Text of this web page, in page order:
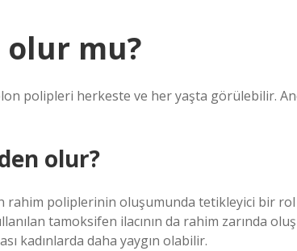
mu?
polipleri herkeste ve her yaşta görülebilir.
olur?
rahim poliplerinin oluşumunda tetikleyici bir
tamoksifen ilacının da rahim zarında
kadınlarda daha yaygın olabilir.